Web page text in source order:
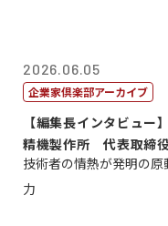
2026.06.05
企業家倶楽部アーカイブ
【編集長インタビュー
精機製作所 代表取締
社 長 島 正...
技術者の情熱が発明の原
力